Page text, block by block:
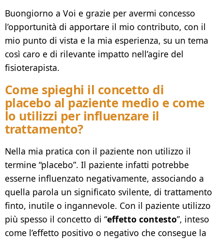
Buongiorno a Voi e grazie per avermi concesso
l’opportunità di apportare il mio contributo, con il
mio punto di vista e la mia esperienza, su un tema
così caro e di rilevante impatto nell’agire del
fisioterapista.
Come spieghi il concetto di
placebo al paziente medio e come
lo utilizzi per influenzare il
trattamento?
Nella mia pratica con il paziente non utilizzo il
termine “placebo”. Il paziente infatti potrebbe
esserne influenzato negativamente, associando a
quella parola un significato svilente, di trattamento
finto, inutile o ingannevole. Con il paziente utilizzo
più spesso il concetto di “effetto contesto”, inteso
come l’effetto positivo o negativo che consegue la